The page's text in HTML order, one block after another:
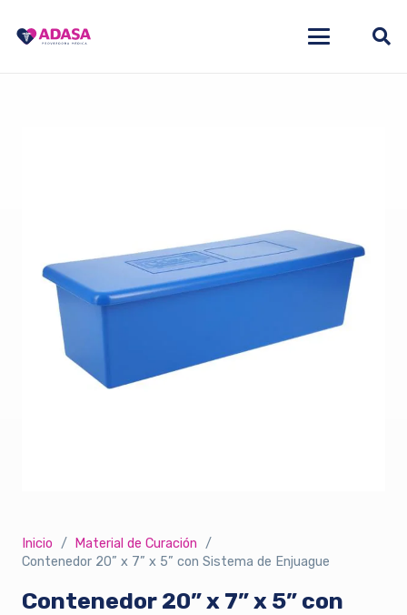
Inicio / Material de Curación /
Contenedor 20” x 7” x 5” con Sistema de Enjuague
Contenedor 20” x 7” x 5” con